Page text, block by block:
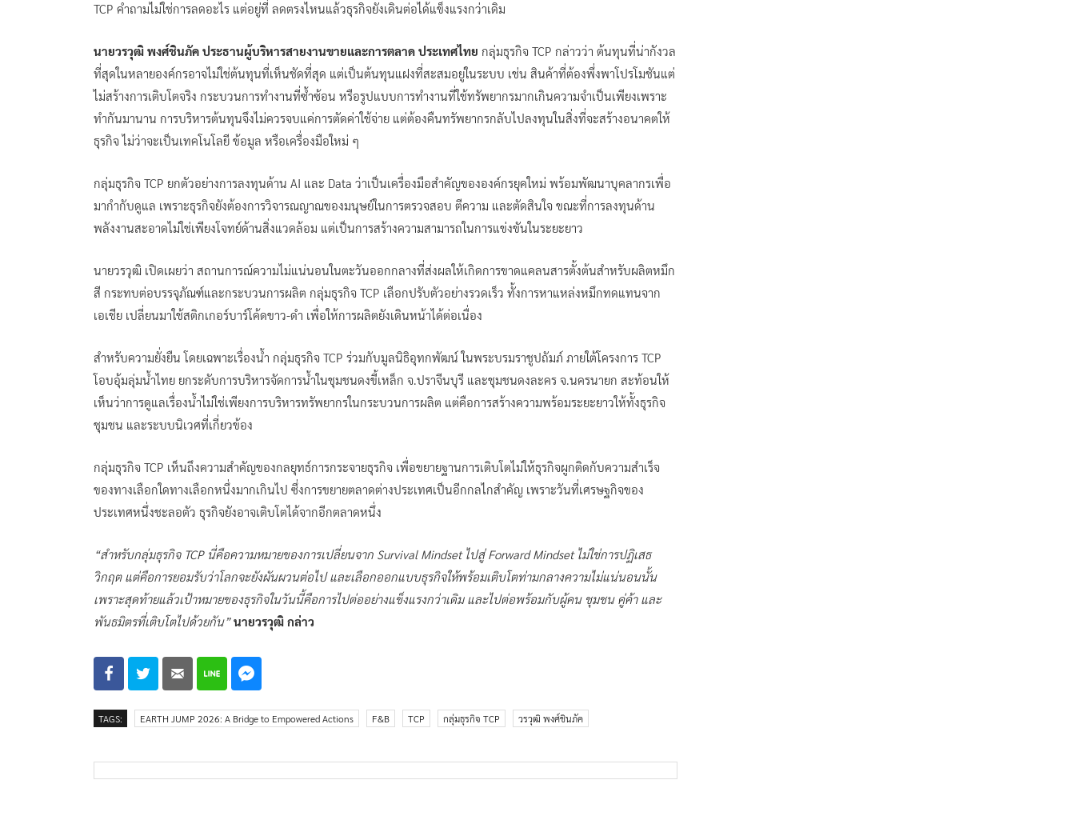
TCP คำถามไม่ใช่การลดอะไร แต่อยู่ที่ ลดตรงไหนแล้วธุรกิจยังเดินต่อได้แข็งแรงกว่าเดิม
นายวรวุฒิ พงศ์ชินภัค ประธานผู้บริหารสายงานขายและการตลาด ประเทศไทย กลุ่มธุรกิจ TCP กล่าวว่า ต้นทุนที่น่ากังวล
ที่สุดในหลายองค์กรอาจไม่ใช่ต้นทุนที่เห็นชัดที่สุด แต่เป็นต้นทุนแฝงที่สะสมอยู่ในระบบ เช่น สินค้าที่ต้องพึ่งพาโปรโมชันแต่
ไม่สร้างการเติบโตจริง กระบวนการทำงานที่ซ้ำซ้อน หรือรูปแบบการทำงานที่ใช้ทรัพยากรมากเกินความจำเป็นเพียงเพราะ
ทำกันมานาน การบริหารต้นทุนจึงไม่ควรจบแค่การตัดค่าใช้จ่าย แต่ต้องคืนทรัพยากรกลับไปลงทุนในสิ่งที่จะสร้างอนาคตให้
ธุรกิจ ไม่ว่าจะเป็นเทคโนโลยี ข้อมูล หรือเครื่องมือใหม่ ๆ
กลุ่มธุรกิจ TCP ยกตัวอย่างการลงทุนด้าน AI และ Data ว่าเป็นเครื่องมือสำคัญขององค์กรยุคใหม่ พร้อมพัฒนาบุคลากรเพื่อ
มากำกับดูแล เพราะธุรกิจยังต้องการวิจารณญาณของมนุษย์ในการตรวจสอบ ตีความ และตัดสินใจ ขณะที่การลงทุนด้าน
พลังงานสะอาดไม่ใช่เพียงโจทย์ด้านสิ่งแวดล้อม แต่เป็นการสร้างความสามารถในการแข่งขันในระยะยาว
นายวรวุฒิ เปิดเผยว่า สถานการณ์ความไม่แน่นอนในตะวันออกกลางที่ส่งผลให้เกิดการขาดแคลนสารตั้งต้นสำหรับผลิตหมึก
สี กระทบต่อบรรจุภัณฑ์และกระบวนการผลิต กลุ่มธุรกิจ TCP เลือกปรับตัวอย่างรวดเร็ว ทั้งการหาแหล่งหมึกทดแทนจาก
เอเชีย เปลี่ยนมาใช้สติกเกอร์บาร์โค้ดขาว-ดำ เพื่อให้การผลิตยังเดินหน้าได้ต่อเนื่อง
สำหรับความยั่งยืน โดยเฉพาะเรื่องน้ำ กลุ่มธุรกิจ TCP ร่วมกับมูลนิธิอุทกพัฒน์ ในพระบรมราชูปถัมภ์ ภายใต้โครงการ TCP
โอบอุ้มลุ่มน้ำไทย ยกระดับการบริหารจัดการน้ำในชุมชนดงขี้เหล็ก จ.ปราจีนบุรี และชุมชนดงละคร จ.นครนายก สะท้อนให้
เห็นว่าการดูแลเรื่องน้ำไม่ใช่เพียงการบริหารทรัพยากรในกระบวนการผลิต แต่คือการสร้างความพร้อมระยะยาวให้ทั้งธุรกิจ
ชุมชน และระบบนิเวศที่เกี่ยวข้อง
กลุ่มธุรกิจ TCP เห็นถึงความสำคัญของกลยุทธ์การกระจายธุรกิจ เพื่อขยายฐานการเติบโตไม่ให้ธุรกิจผูกติดกับความสำเร็จ
ของทางเลือกใดทางเลือกหนึ่งมากเกินไป ซึ่งการขยายตลาดต่างประเทศเป็นอีกกลไกสำคัญ เพราะวันที่เศรษฐกิจของ
ประเทศหนึ่งชะลอตัว ธุรกิจยังอาจเติบโตได้จากอีกตลาดหนึ่ง
“สำหรับกลุ่มธุรกิจ TCP นี่คือความหมายของการเปลี่ยนจาก Survival Mindset ไปสู่ Forward Mindset ไม่ใช่การปฏิเสธ
วิกฤต แต่คือการยอมรับว่าโลกจะยังผันผวนต่อไป และเลือกออกแบบธุรกิจให้พร้อมเติบโตท่ามกลางความไม่แน่นอนนั้น
เพราะสุดท้ายแล้วเป้าหมายของธุรกิจในวันนี้คือการไปต่ออย่างแข็งแรงกว่าเดิม และไปต่อพร้อมกับผู้คน ชุมชน คู่ค้า และ
พันธมิตรที่เติบโตไปด้วยกัน” นายวรวุฒิ กล่าว
TAGS: EARTH JUMP 2026: A Bridge to Empowered Actions F&B TCP กลุ่มธุรกิจ TCP วรวุฒิ พงศ์ชินภัค